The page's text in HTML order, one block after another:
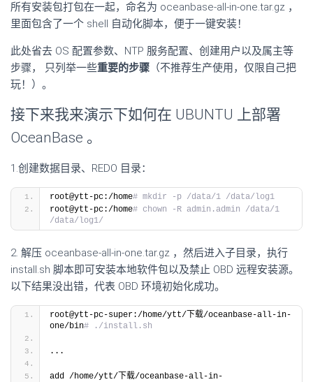
所有安装包打包在一起，命名为 oceanbase-all-in-one.tar.gz ，
里面包含了一个 shell 自动化脚本，便于一键安装！
此处省去 OS 配置参数、NTP 服务配置、创建用户以及属主等
步骤， 只列举一些重要的步骤 （不推荐生产使用，仅限自己把
玩！）。
接下来我来演示下如何在 UBUNTU 上部署
OceanBase 。
1.创建数据目录、REDO 目录：
root@ytt-pc:/home# mkdir -p /data/1 /data/log1
root@ytt-pc:/home# chown -R admin.admin /data/1
/data/log1/
2. 解压 oceanbase-all-in-one.tar.gz ，然后进入子目录，执行
install.sh 脚本即可安装本地软件包以及禁止 OBD 远程安装源。
以下结果没出错，代表 OBD 环境初始化成功。
root@ytt-pc-super:/home/ytt/下载/oceanbase-all-in-
one/bin# ./install.sh
...
add /home/ytt/下载/oceanbase-all-in-